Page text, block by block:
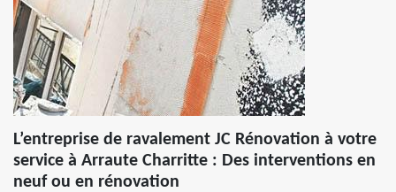
L’entreprise de ravalement JC Rénovation à votre
service à Arraute Charritte : Des interventions en
neuf ou en rénovation